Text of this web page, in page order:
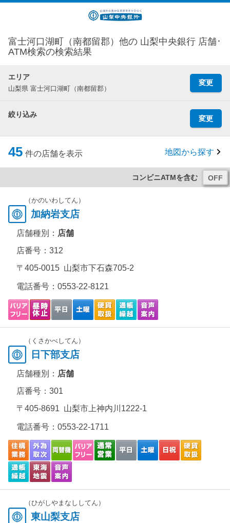
富士河口湖町（南都留郡）他の 山梨中央銀行 店舗･
ATM検索の検索結果
エリア
山梨県 富士河口湖町（南都留郡）
変更
絞り込み 変更
45 件の店舗を表示 地図から探す
コンビニATMを含む
（かのいわしてん）
加納岩支店
店舗種別： 店舗
店番号：312
〒405-0015 山梨市下石森705-2
電話番号： 0553-22-8121
（くさかべしてん）
日下部支店
店舗種別： 店舗
店番号：301
〒405-8691 山梨市上神内川1222-1
電話番号： 0553-22-1711
（ひがしやまなししてん）
東山梨支店